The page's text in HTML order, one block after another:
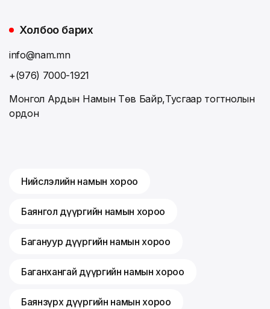
Холбоо барих
info@nam.mn
+(976) 7000-1921
Монгол Ардын Намын Төв Байр,Тусгаар тогтнолын
ордон
Нийслэлийн намын хороо
Баянгол дүүргийн намын хороо
Багануур дүүргийн намын хороо
Баганхангай дүүргийн намын хороо
Баянзүрх дүүргийн намын хороо